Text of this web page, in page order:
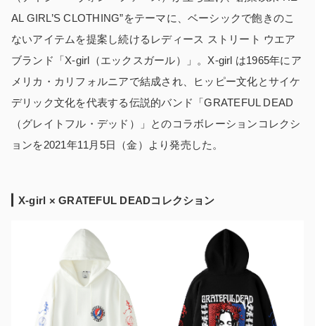
AL GIRL’S CLOTHING”をテーマに、ベーシックで飽きのこ
ないアイテムを提案し続けるレディース ストリート ウエア
ブランド「X-girl（エックスガール）」。X-girl は1965年にア
メリカ・カリフォルニアで結成され、ヒッピー文化とサイケ
デリック文化を代表する伝説的バンド「GRATEFUL DEAD
（グレイトフル・デッド）」とのコラボレーションコレクシ
ョンを2021年11月5日（金）より発売した。
X-girl × GRATEFUL DEADコレクション